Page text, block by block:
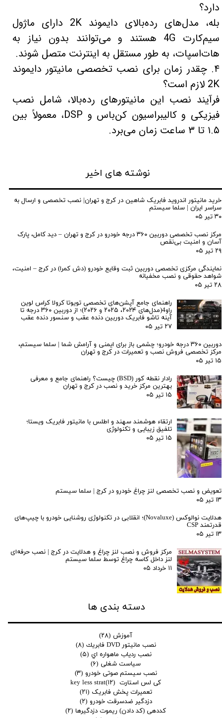
دارد؟
بله، مدل‌های رده‌بالای دایموند 2K دارای ماژول
سیم‌کارت 4G هستند و می‌توانند بدون نیاز به
هات‌اسپات، به طور مستقل به اینترنت متصل شوند.
۴. چقدر زمان برای نصب تخصصی مانیتور دایموند
2K لازم است؟
فرآیند نصب این مانیتورهای رده‌بالا، شامل نصب
فیزیکی و کالیبراسیون کن‌باس و DSP، معمولاً بین
۱.۵ تا ۳ ساعت زمان می‌برد.
نوشته های اخیر
خرید مانیتور اندروید فابریک شاهین در کرج و تهران| نصب تخصصی و ارسال به
سراسر ایران | سلما سیستم
۳۰ تیر ۰۵
مرکز نصب تخصصی دوربین ۳۶۰ درجه خودرو در کرج و تهران – دید کامل، پارک
آسان و امنیت بی‌نقص
۲۹ تیر ۰۵
نمایندگی مرکزی تخصصی دوربین ثبت وقایع خودرو (دش کمرا) در کرج – امنیت،
شواهد حقوقی و نصب مخفیانه
۲۸ تیر ۰۵
راهنمای جامع آپشن‌های تخصصی تویوتا کرولا کراس لوین
راو4(مدل‌های ۲۰۲۴، ۲۰۲۵ و ۲۰۲۶)؛ از دوربین ۳۶۰ درجه تا
آینه تاشو فابریک دوربین دنده عقب و سنسور دنده عقب
۲۷ تیر ۰۵
دوربین ۳۶۰ درجه خودرو؛ چشمی باز برای ایمنی و آرامش شما | سلما سیستم،
مرکز تخصصی فروش نصب و تعمیرات در کرج و تهران
۱۵ تیر ۰۵
رادار نقطه کور (BSD) چیست؟ راهنمای جامع و معرفی
بهترین مرکز خرید و نصب در کرج و تهران
۱۵ تیر ۰۵
ارتقاء هوشمند سهند و اطلس با مانیتور فابریک ویستا؛
تلفیق زیبایی و تکنولوژی
۱۵ تیر ۰۵
تعویض و نصب تخصصی لنز چراغ خودرو در کرج | سلما سیستم
۱۳ تیر ۰۵
هدلایت نوالوکس (Novaluxe)؛ انقلابی در تکنولوژی روشنایی خودرو با چیپ‌های
قدرتمند CSP
۱۳ تیر ۰۵
مرکز فروش و نصب لنز چراغ و هدلایت در کرج | نصب حرفه‌ای
لنز داخل کاسه چراغ توسط سلما سیستم
۱۱ خرداد ۰۵
دسته بندی ها
آموزش (۲۸)
نصب مانيتور DVD فابريك
(۸)
نصب ردياب ماهواره اي (۵)
سیاست شغلی (۶)
نصب سیستم صوتی خودرو (۳)
کی لس استارت key less strat (۱۲)
تعمیرات پخش فابریک (۲۱)
دزدگیر ضدسرقت خودرو (۲)
کددهی (کد دادن) ریموت دزدگیرها (۲)